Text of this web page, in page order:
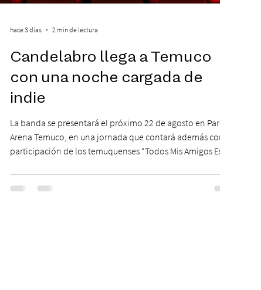
Candelabro llega a Temuco
con una noche cargada de
indie
La banda se presentará el próximo 22 de agosto en Parque
Arena Temuco, en una jornada que contará además con la
participación de los temuquenses “Todos Mis Amigos Están
será escenario de una noche dedicada al indie con la
presentación de Candelabro, banda que llegará a la capital
hace 3 días 2 min de lectura